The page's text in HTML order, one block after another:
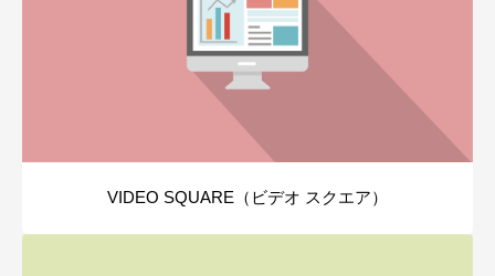
VIDEO SQUARE（ビデオ スクエア）